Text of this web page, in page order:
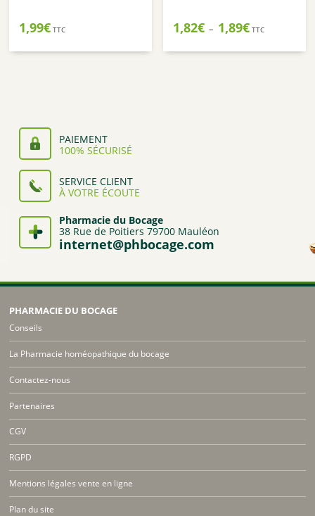
1,99€ TTC 1,82€ – 1,89€Plage
prix :
TTC
PAIEMENT
100% SÉCURISÉ
SERVICE CLIENT
À VOTRE ÉCOUTE
Pharmacie du Bocage
38 Rue de Poitiers 79700 Mauléon
internet@phbocage.com
PHARMACIE DU BOCAGE
Conseils
La Pharmacie homéopathique du bocage
Contactez-nous
Partenaires
CGV
RGPD
Mentions légales vente en ligne
Plan du site